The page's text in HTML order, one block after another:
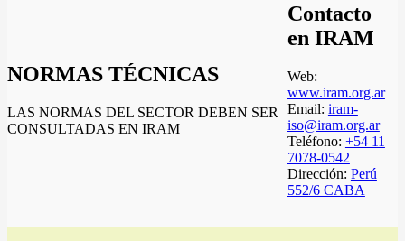
NORMAS TÉCNICAS
LAS NORMAS DEL SECTOR DEBEN SER
CONSULTADAS EN IRAM
Contacto
en IRAM
Web:
www.iram.org.ar
Email: iram-
iso@iram.org.ar
Teléfono: +54 11
7078-0542
Dirección: Perú
552/6 CABA